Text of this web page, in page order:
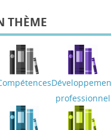
THÈME
professionnel